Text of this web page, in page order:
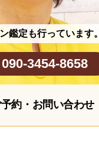
鑑定も行っています。
090-3454-8658
約・お問い合わせ